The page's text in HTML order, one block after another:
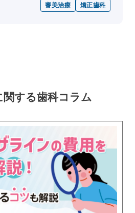
院内設備、費用、ア...
審美治療 矯正歯科
関する歯科コラム